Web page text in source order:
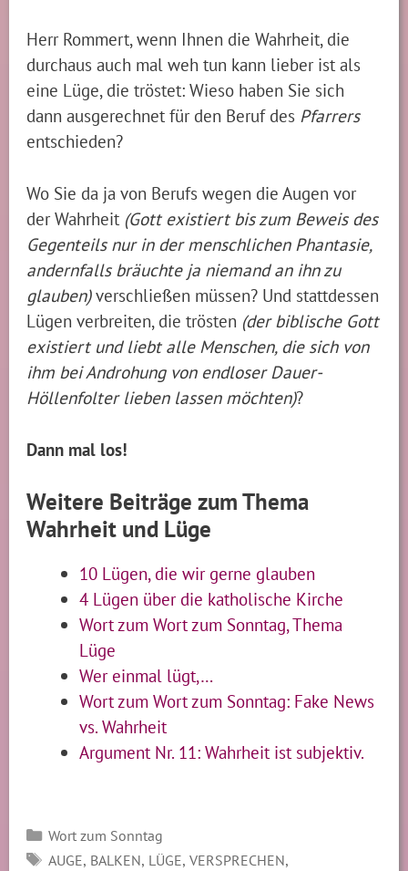
Herr Rommert, wenn Ihnen die Wahrheit, die
durchaus auch mal weh tun kann lieber ist als
eine Lüge, die tröstet: Wieso haben Sie sich
dann ausgerechnet für den Beruf des Pfarrers
entschieden?
Wo Sie da ja von Berufs wegen die Augen vor
der Wahrheit (Gott existiert bis zum Beweis des
Gegenteils nur in der menschlichen Phantasie,
andernfalls bräuchte ja niemand an ihn zu
glauben)verschließen müssen? Und stattdessen
Lügen verbreiten, die trösten (der biblische Gott
existiert und liebt alle Menschen, die sich von
ihm bei Androhung von endloser Dauer-
Höllenfolter lieben lassen möchten)?
Dann mal los!
Weitere Beiträge zum Thema
Wahrheit und Lüge
10 Lügen, die wir gerne glauben
4 Lügen über die katholische Kirche
Wort zum Wort zum Sonntag, Thema
Lüge
Wer einmal lügt,…
Wort zum Wort zum Sonntag: Fake News
vs. Wahrheit
Argument Nr. 11: Wahrheit ist subjektiv.
Kategorien
Wort zum Sonntag
SCHLAGWÖRTER
AUGE, BALKEN, LÜGE, VERSPRECHEN,